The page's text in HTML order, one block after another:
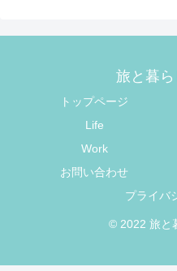
旅と暮ら
トップページ
Life
Work
お問い合わせ
プライバ
© 2022 旅と